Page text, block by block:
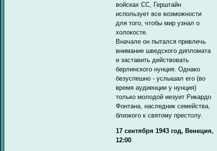
войсках СС, Герштайн
использует все возможности
для того, чтобы мир узнал о
холокосте.
Вначале он пытался привлечь
внимание шведского дипломата
и заставить действовать
берлинского нунция. Однако
безуспешно - услышал его (во
время аудиенции у нунция)
только молодой иезуит Рикардо
Фонтана, наследник семейства,
близкого к святому престолу.
17 сентября 1943 год, Венеция,
12:00